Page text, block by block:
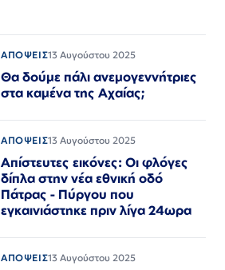
ΑΠΟΨΕΙΣ13 Αυγούστου 2025
Θα δούμε πάλι ανεμογεννήτριες
στα καμένα της Αχαίας;
ΑΠΟΨΕΙΣ13 Αυγούστου 2025
Απίστευτες εικόνες: Οι φλόγες
δίπλα στην νέα εθνική οδό
Πάτρας - Πύργου που
εγκαινιάστηκε πριν λίγα 24ωρα
ΑΠΟΨΕΙΣ13 Αυγούστου 2025